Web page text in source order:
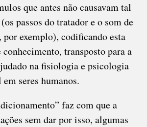
que antes não causavam tal
passos do tratador e o som de
por exemplo), codificando esta
conhecimento, transposto para a
na fisiologia e psicologia
seres humanos.
faz com que a
sem dar por isso, algumas